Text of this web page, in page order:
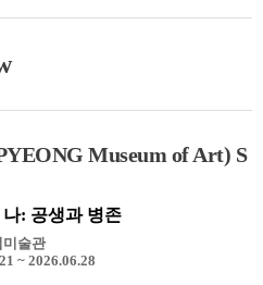
Museum of Art) S
나: 공생과 병존
미술관
~ 2026.06.28